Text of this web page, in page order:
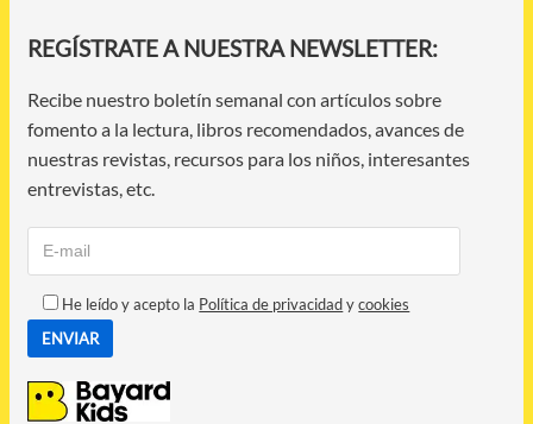
REGÍSTRATE A NUESTRA NEWSLETTER:
Recibe nuestro boletín semanal con artículos sobre
fomento a la lectura, libros recomendados, avances de
nuestras revistas, recursos para los niños, interesantes
entrevistas, etc.
He leído y acepto la Política de privacidadycookies